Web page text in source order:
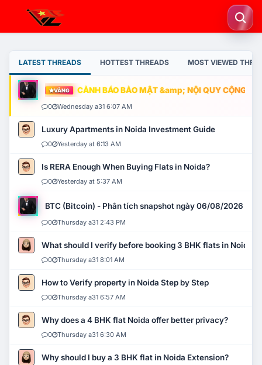
LATEST THREADS HOTTEST THREADS MOST VIEWED
VÀNG CẢNH BÁO BẢO MẬT &amp; NỘI QUY CỘNG
0 Wednesday a31 6:07 AM
Luxury Apartments in Noida Investment Guide
0 Yesterday at 6:13 AM
Is RERA Enough When Buying Flats in Noida?
0 Yesterday at 5:37 AM
BTC (Bitcoin) - Phân tích snapshot ngày 06/08/2026
0 Thursday a31 2:43 PM
What should I verify before booking 3 BHK flats in Noida?
0 Thursday a31 8:01 AM
How to Verify property in Noida Step by Step
0 Thursday a31 6:57 AM
Why does a 4 BHK flat Noida offer better privacy?
0 Thursday a31 6:30 AM
Why should I buy a 3 BHK flat in Noida Extension?